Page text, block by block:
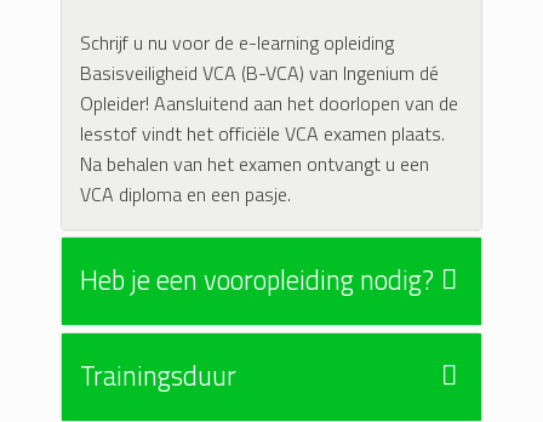
Schrijf u nu voor de e-learning opleiding
Basisveiligheid VCA (B-VCA) van Ingenium dé
Opleider! Aansluitend aan het doorlopen van de
lesstof vindt het officiële VCA examen plaats.
Na behalen van het examen ontvangt u een
VCA diploma en een pasje.
Heb je een vooropleiding nodig?
Trainingsduur